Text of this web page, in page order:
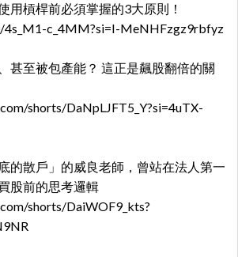
用槓桿前必須掌握的3大原則！
c_4MM?si=I-MeNHFzgz9rbfyz
甚至被包產能？ 這正是飆股翻倍的關
shorts/DaNpLJFT5_Y?si=4uTX-
的散戶」的威良老師，曾站在法人第一
股前的思考邏輯
shorts/DaiWOF9_kts?